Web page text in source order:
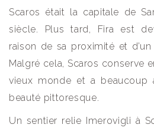
Scaros était la capitale de
siècle. Plus tard, Fira est
raison de sa proximité et
Malgré cela, Scaros conserve
vieux monde et a
beauté pittoresque.
Un sentier relie Imerovigli à